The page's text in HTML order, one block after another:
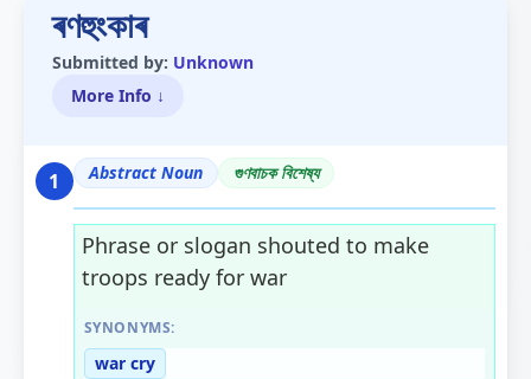
ৰণহুংকাৰ
Submitted by: Unknown
More Info ↓
1 Abstract Noun গুণবাচক বিশেষ্য
Phrase or slogan shouted to make
troops ready for war
SYNONYMS:
war cry